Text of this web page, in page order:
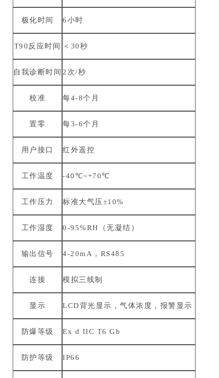
极化时间 6小时
T90反应时间 ＜30秒
自我诊断时间 2次/秒
校准 每4-8个月
置零 每3-6个月
用户接口 红外遥控
工作温度 -40℃~+70℃
工作压力 标准大气压±10%
工作湿度 0-95%RH（无凝结）
输出信号 4-20mA，RS485
连接 模拟三线制
显示 LCD背光显示，气体浓度，报警显示
防爆等级 Ex d IIC T6 Gb
防护等级 IP66